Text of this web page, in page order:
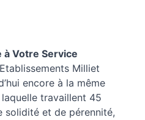
à Votre Service
Etablissements Milliet
encore à la même
travaillent 45
solidité et de pérennité,